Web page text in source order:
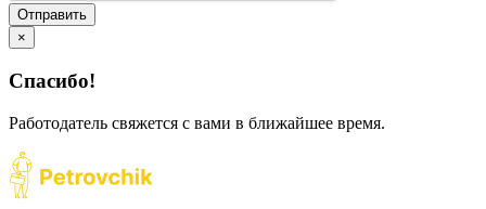
Отправить
×
Спасибо!
Работодатель свяжется с вами в ближайшее время.